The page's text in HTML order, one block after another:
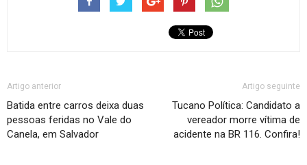
Artigo anterior
Batida entre carros deixa duas
pessoas feridas no Vale do
Canela, em Salvador
Artigo seguinte
Tucano Política: Candidato a
vereador morre vítima de
acidente na BR 116. Confira!